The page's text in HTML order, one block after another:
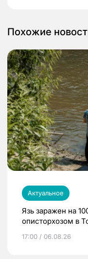
Похожие
Актуальное
Язь заражен на
описторхозом в
17:00 / 06.08.26